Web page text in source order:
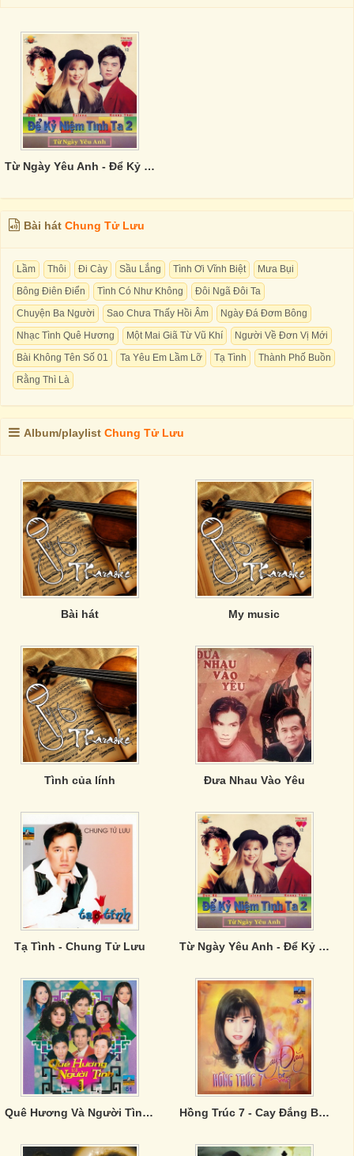
Từ Ngày Yêu Anh - Để Kỷ Niệm Tình Ta 2
Bài hát Chung Tử Lưu
Lầm Thôi Đi Cày Sầu Lắng Tình Ơi Vĩnh Biệt
Mưa Bụi
Bông Điên Điển
Tình Có Như Không
Đôi Ngã Đôi Ta
Chuyện Ba Người
Sao Chưa Thấy Hồi Âm
Ngày Đá Đơm Bông
Nhạc Tình Quê Hương
Một Mai Giã Từ Vũ Khí
Người Về Đơn Vị Mới
Bài Không Tên Số 01
Ta Yêu Em Lầm Lỡ Tạ Tình
Thành Phố Buồn
Rằng Thì Là
Album/playlist Chung Tử Lưu
Bài hát My music
Tình của lính Đưa Nhau Vào Yêu
Tạ Tình - Chung Tử Lưu Từ Ngày Yêu Anh - Để Kỷ Niệm Tình Ta 2
Quê Hương Và Người Tình 1 Hồng Trúc 7 - Cay Đắng Bờ Môi